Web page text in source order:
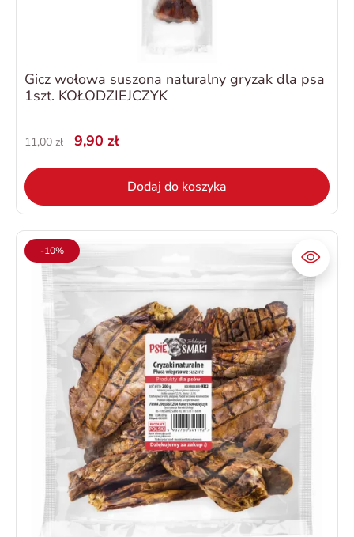
Gicz wołowa suszona naturalny gryzak dla psa
1szt. KOŁODZIEJCZYK
11,00 zł 9,90 zł
Dodaj do koszyka
-10%